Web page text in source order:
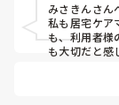
みさきんさん
私も居宅ケア
も、利用者様
も大切だと感
す。 役割を